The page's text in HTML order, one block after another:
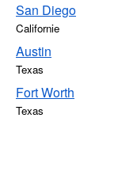
San Diego
Californie
Austin
Texas
Fort Worth
Texas